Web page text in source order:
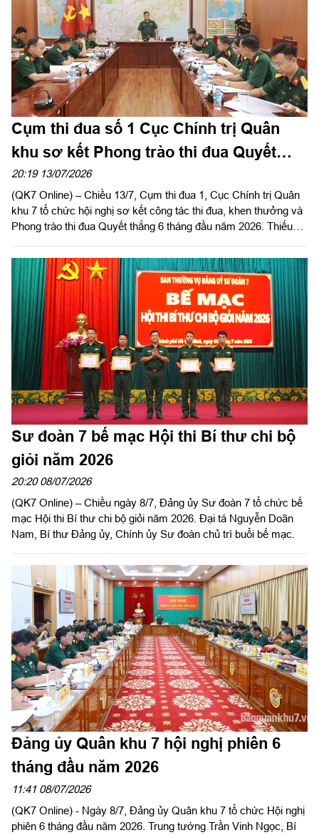
Cụm thi đua số 1 Cục Chính trị Quân
khu sơ kết Phong trào thi đua Quyết
thắng 6 tháng đầu năm 2026
20:19 13/07/2026
(QK7 Online) – Chiều 13/7, Cụm thi đua 1, Cục Chính trị Quân
khu 7 tổ chức hội nghị sơ kết công tác thi đua, khen thưởng và
Phong trào thi đua Quyết thắng 6 tháng đầu năm 2026. Thiếu
nhiệm Chính trị Quân khu 7 dự và phát biểu chỉ đạo hội nghị.
Sư đoàn 7 bế mạc Hội thi Bí thư chi bộ
giỏi năm 2026
20:20 08/07/2026
(QK7 Online) – Chiều ngày 8/7, Đảng ủy Sư đoàn 7 tổ chức bế
mạc Hội thi Bí thư chi bộ giỏi năm 2026. Đại tá Nguyễn Doãn
Nam, Bí thư Đảng ủy, Chính ủy Sư đoàn chủ trì buổi bế mạc.
Đảng ủy Quân khu 7 hội nghị phiên 6
tháng đầu năm 2026
11:41 08/07/2026
(QK7 Online) - Ngày 8/7, Đảng ủy Quân khu 7 tổ chức Hội nghị
phiên 6 tháng đầu năm 2026. Trung tướng Trần Vinh Ngọc, Bí